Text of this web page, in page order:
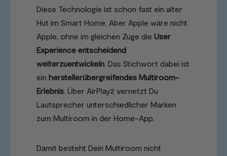
Diese Technologie ist schon fast ein alter
Hut im Smart Home. Aber Apple wäre nicht
Apple, ohne im gleichen Zuge die User
Experience entscheidend
weiterzuentwickeln. Das Stichwort dabei ist
ein herstellerübergreifendes Multiroom-
Erlebnis. Über AirPlay2 vernetzt Du
Lautsprecher unterschiedlicher Marken
zum Multiroom in der Home-App.
Damit besteht Dein Multiroom nicht